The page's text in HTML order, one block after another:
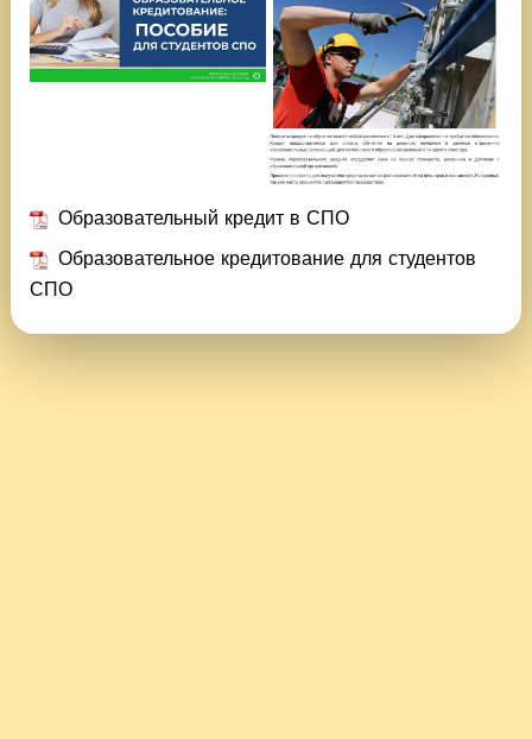
Образовательный кредит в СПО
Образовательное кредитование для студентов
СПО